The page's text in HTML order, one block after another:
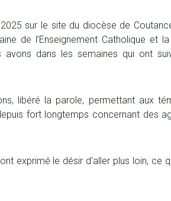
sur le site du diocèse de
de l’Enseignement Catholique et
dans les semaines qui ont
libéré la parole, permettant aux
fort longtemps concernant des
exprimé le désir d'aller plus loin, ce